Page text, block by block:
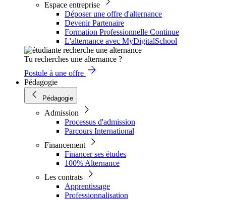
Espace entreprise
Déposer une offre d'alternance
Devenir Partenaire
Formation Professionnelle Continue
L'alternance avec MyDigitalSchool
Tu recherches une alternance ?
Postule à une offre
Pédagogie
Pédagogie
Admission
Processus d'admission
Parcours International
Financement
Financer ses études
100% Alternance
Les contrats
Apprentissage
Professionnalisation